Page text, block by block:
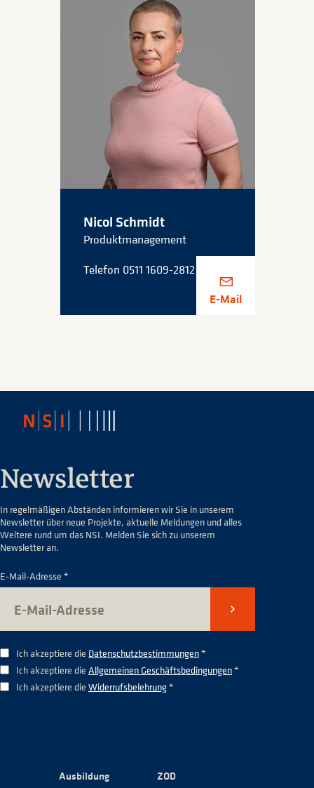
Nicol Schmidt
Produktmanagement
Telefon 0511 1609-2812
E-Mail
Newsletter
In regelmäßigen Abständen informieren wir Sie in unserem
Newsletter über neue Projekte, aktuelle Meldungen und alles
Weitere rund um das NSI. Melden Sie sich zu unserem
Newsletter an.
E-Mail-Adresse *
Senden
Ich akzeptiere die Datenschutzbestimmungen*
Ich akzeptiere die Allgemeinen Geschäftsbedingungen*
Ich akzeptiere die Widerrufsbelehrung*
Ausbildung ZOD